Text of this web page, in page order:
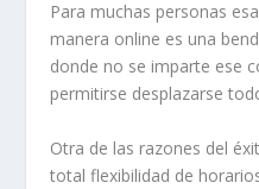
Para muchas personas
manera online es una
donde no se imparte ese
permitirse desplazarse
Otra de las razones del
total flexibilidad de